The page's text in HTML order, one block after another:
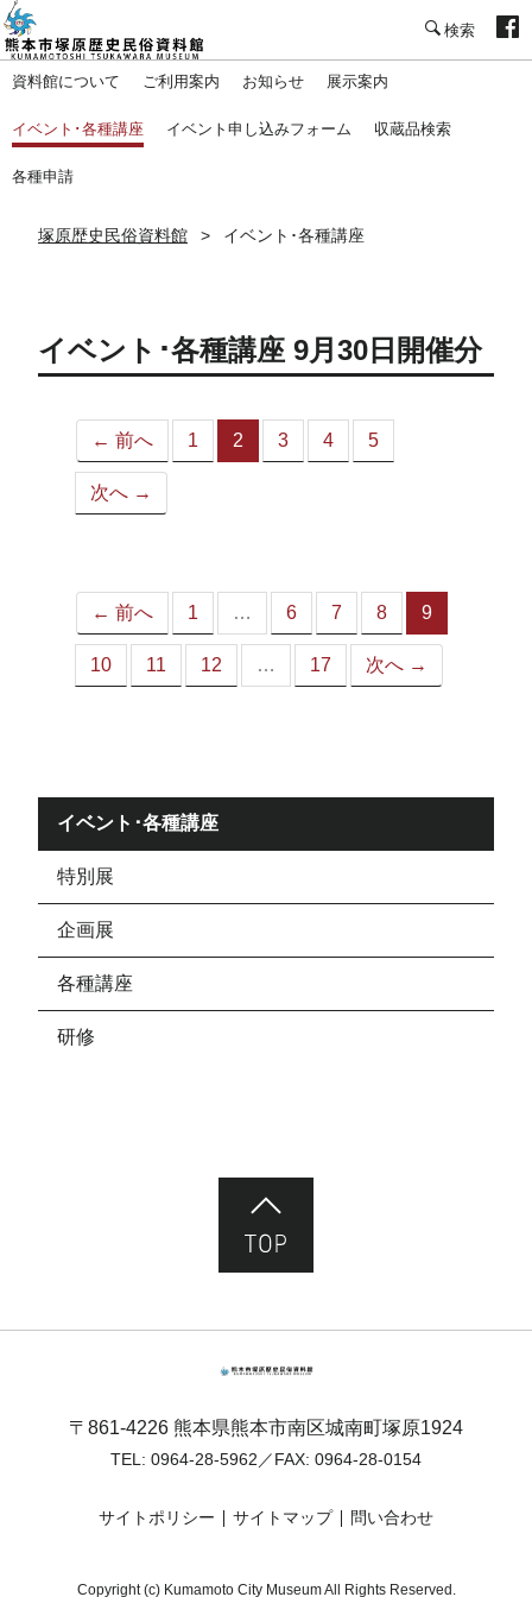
資料館について ご利用案内 お知らせ 展示案内
イベント･各種講座 イベント申し込みフォーム 収蔵品検索
各種申請
塚原歴史民俗資料館 イベント･各種講座
イベント･各種講座 9月30日開催分
← 前へ 1 2
（こ
3 4 5
次へ →
← 前へ 1 … 6 7 8 9
10 11 12 … 17 次へ →
イベント･各種講座
特別展
企画展
各種講座
研修
〒861-4226 熊本県熊本市南区城南町塚原1924
TEL: 0964-28-5962 ／FAX: 0964-28-0154
サイトポリシー サイトマップ 問い合わせ
Copyright (c) Kumamoto City Museum All Rights Reserved.